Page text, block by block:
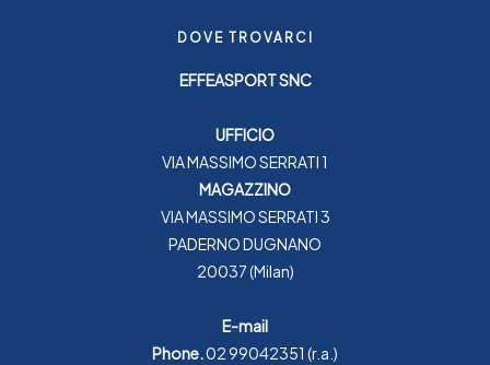
DOVE TROVARCI
EFFEASPORT SNC
UFFICIO
VIA MASSIMO SERRATI 1
MAGAZZINO
VIA MASSIMO SERRATI 3
PADERNO DUGNANO
20037 (Milan)
E-mail
Phone.02 99042351 (r.a.)